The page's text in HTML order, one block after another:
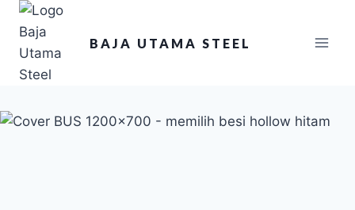
BAJA UTAMA STEEL